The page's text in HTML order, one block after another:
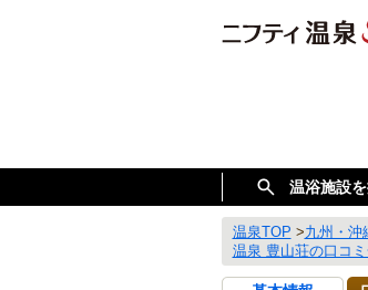
温浴施設
温泉TOP >九州・沖
温泉 豊山荘の口コ